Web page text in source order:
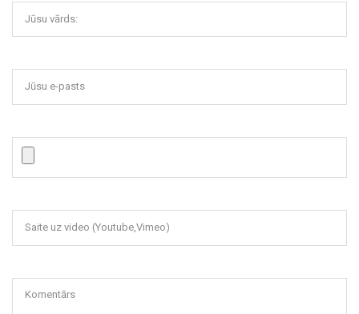
Jūsu vārds:
Jūsu e-pasts
Saite uz video (Youtube,Vimeo)
Komentārs